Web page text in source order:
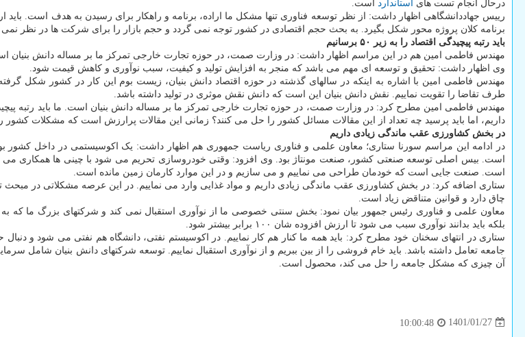
درحال انجام تست های
استاندارد
است.
رییس جهاددانشگاهی اظهار داشت: از نظر توسعه فناوری تنها مشکل ما اراده، برنامه و راهکار برای رسیدن به هدف است.
برنامه کلان پروژه محور شکل بگیرد. به بحث حجم اقتصادی در کشور توجه نمی گردد و حجم بازار را برای شرکت ها در نظر نمی
باید رتبه پیچیدگی اقتصاد را به زیر ۵۰ برسانیم
مهندس فاطمی امین هم در این مراسم اظهار داشت: در وزارت صمت، در حوزه تجارت خارجی تمرکز ما بر مساله دانش بنیان است. ما باید
وی اظهار داشت: تحقیق و توسعه ای مهم می باشد که منجر به افزایش تولید و کیفیت، سبب نوآوری و کاهش قیمت شود.
مهندس فاطمی امین با اشاره به اینکه در سالهای گذشته در حوزه اقتصاد دانش بنیان، زیست بوم این کار در کشور
طرف تقاضا را تقویت نماییم. نقش دانش بنیان این است که دانش نقش موثری در تولید داشته باشد.
داریم، اما باید پرسید چه تعداد از این مقالات مسائل کشور را حل می کنند؟ زمانی این مقالات پرارزش است که مشکلات کشور
در بخش کشاورزی عقب ماندگی زیادی داریم
در ادامه این مراسم سورنا ستاری؛ معاون علمی و فناوری ریاست جمهوری هم اظهار داشت: یک اکوسیستمی در داخل کشور
است. بیس اصلی توسعه صنعتی کشور، صنعت مونتاژ بود. وی افزود: وقتی خودروسازی تحریم می شود با چینی ها همکاری می
است. صنعت جایی است که خودمان طراحی می نماییم و می سازیم و در این موارد کارمان زمین مانده است.
ستاری اضافه کرد: در بخش کشاورزی عقب ماندگی زیادی داریم و مواد غذایی وارد می نماییم. در این عرصه مشکلاتی در مبحث
چاق دارد و قوانین متناقض زیاد است.
معاون علمی و فناوری رئیس جمهور بیان نمود: بخش سنتی خصوصی ما از نوآوری استقبال نمی کند و شرکتهای بزرگ ما که
بلکه باید بدانند نوآوری سبب می شود تا ارزش افزوده شان ۱۰۰ برابر بیشتر شود.
ستاری در انتهای سخنان خود مطرح کرد: باید همه ما کنار هم کار نماییم. در اکوسیستم نفتی، دانشگاه هم نفتی می شود و
جامعه تعامل داشته باشد. باید خام فروشی را از بین ببریم و از نوآوری استقبال نماییم. توسعه شرکتهای دانش بنیان
آن چیزی که مشکل جامعه را حل می کند، محصول است.
1401/01/27
10:00:48